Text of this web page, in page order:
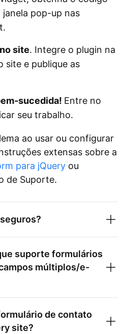
pop-up nas
site. Integre o plugin na
site e publique as
sucedida! Entre no
seu trabalho.
ao usar ou configurar
extensas sobre a
para jQuery ou
de Suporte.
suporte formulários
múltiplos/e-
de contato
site?